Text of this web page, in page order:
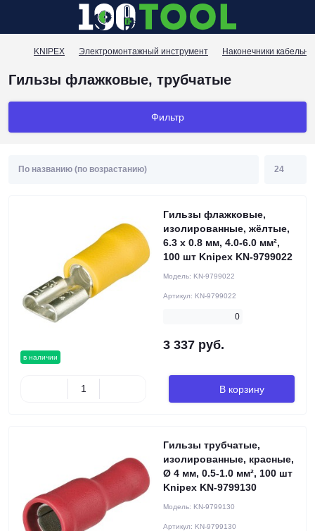
KNIPEX Электромонтажный инструмент Наконечники
Гильзы флажковые, трубчатые
Фильтр
в наличии
Гильзы флажковые,
изолированные, жёлтые,
6.3 x 0.8 мм, 4.0-6.0 мм²,
100 шт Knipex KN-9799022
Модель: KN-9799022
Артикул: KN-9799022
0
3 337 руб.
В корзину
Гильзы трубчатые,
изолированные, красные,
Ø 4 мм, 0.5-1.0 мм², 100 шт
Knipex KN-9799130
Модель: KN-9799130
Артикул: KN-9799130